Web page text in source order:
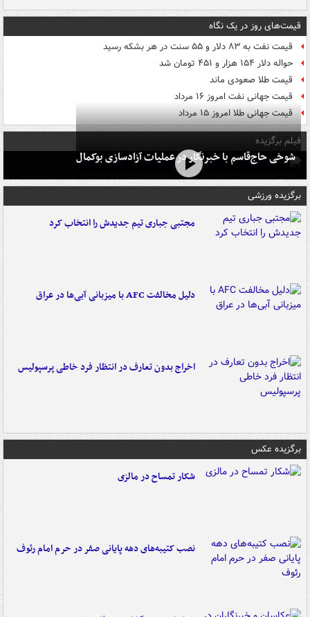
قیمت‌های روز در یک نگاه
قیمت نفت به ۸۳ دلار و ۵۵ سنت در هر بشکه رسید
حواله دلار ۱۵۴ هزار و ۴۵۱ تومان شد
قیمت طلا صعودی ماند
قیمت جهانی نفت امروز ۱۶ مرداد
قیمت جهانی طلا امروز ۱۵ مرداد
فیلم برگزیده
شوخی حاج‌قاسم با خبرنگار در عملیات آزادسازی بوکمال
برگزیده ورزشی
مجتبی جباری تیم جدیدش را انتخاب کرد
دلیل مخالفت AFC با میزبانی آبی‌ها در عراق
اخراج بدون تعارف در انتظار فرد خاطی پرسپولیس
برگزیده عکس
شکار تمساح در مالزی
نصب کتیبه‌های دهه پایانی صفر در حرم امام رئوف